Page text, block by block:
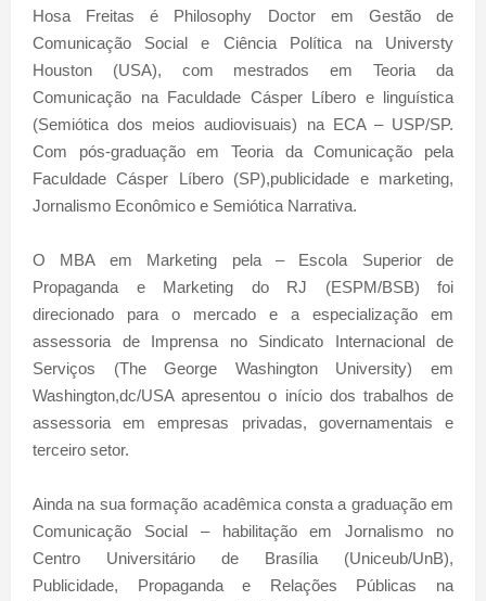
Hosa Freitas é Philosophy Doctor em Gestão de
Comunicação Social e Ciência Política na Universty
Houston (USA), com mestrados em Teoria da
Comunicação na Faculdade Cásper Líbero e linguística
(Semiótica dos meios audiovisuais) na ECA – USP/SP.
Com pós-graduação em Teoria da Comunicação pela
Faculdade Cásper Líbero (SP),publicidade e marketing,
Jornalismo Econômico e Semiótica Narrativa.
O MBA em Marketing pela – Escola Superior de
Propaganda e Marketing do RJ (ESPM/BSB) foi
direcionado para o mercado e a especialização em
assessoria de Imprensa no Sindicato Internacional de
Serviços (The George Washington University) em
Washington,dc/USA apresentou o início dos trabalhos de
assessoria em empresas privadas, governamentais e
terceiro setor.
Ainda na sua formação acadêmica consta a graduação em
Comunicação Social – habilitação em Jornalismo no
Centro Universitário de Brasília (Uniceub/UnB),
Publicidade, Propaganda e Relações Públicas na